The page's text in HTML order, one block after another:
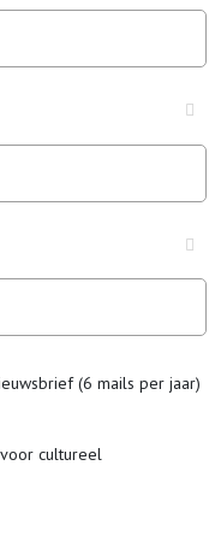
(6 mails per jaar)
cultureel